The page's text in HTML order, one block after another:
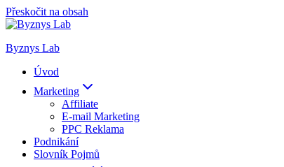
Přeskočit na obsah
Byznys Lab
Úvod
Marketing
Affiliate
E-mail Marketing
PPC Reklama
Podnikání
Slovník Pojmů